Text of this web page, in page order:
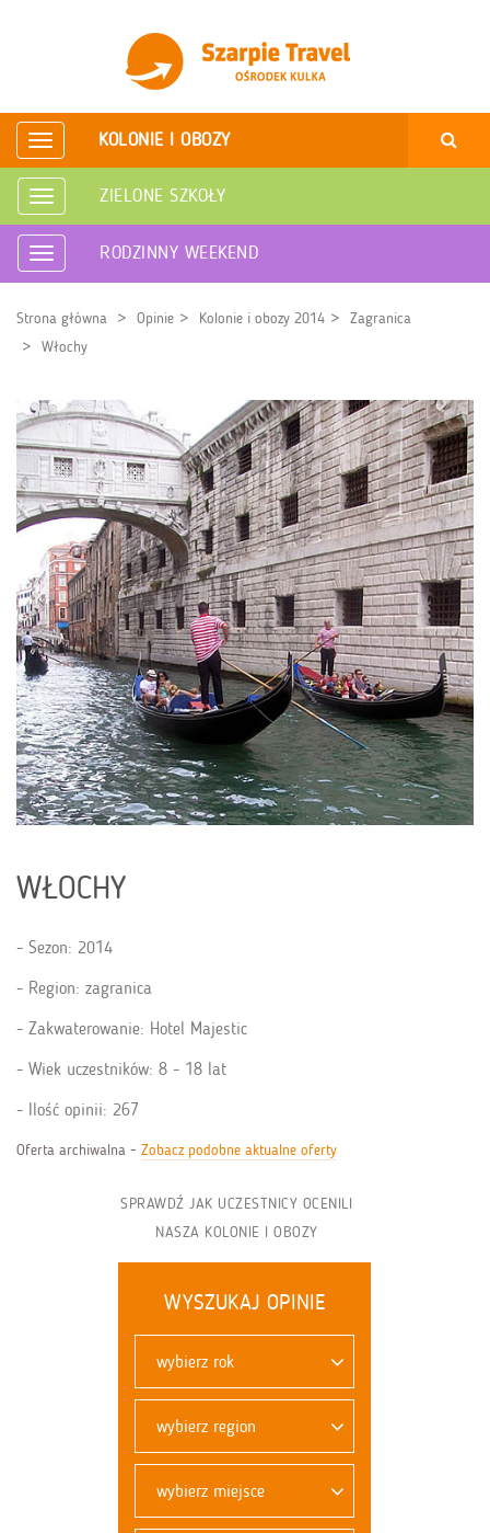
Rozwiń
nawigację
KOLONIE I OBOZY
Rozwiń
nawigację
ZIELONE SZKOŁY
Rozwiń
nawigację
RODZINNY WEEKEND
Strona główna Opinie Kolonie i obozy 2014
Zagranica
Włochy
WŁOCHY
Sezon: 2014
Region: zagranica
Zakwaterowanie: Hotel Majestic
Wiek uczestników: 8 - 18 lat
Ilość opinii: 267
Oferta archiwalna - Zobacz podobne aktualne oferty
SPRAWDŹ JAK UCZESTNICY OCENILI
NASZA KOLONIE I OBOZY
WYSZUKAJ OPINIE
wybierz rok
wybierz region
wybierz miejsce